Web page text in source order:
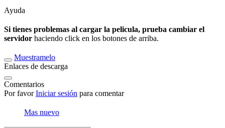
Ayuda
Si tienes problemas al cargar la pelicula, prueba cambiar el
servidor haciendo click en los botones de arriba.
Muestramelo
Enlaces de descarga
Comentarios
Por favorIniciar sesión para comentar
Mas nuevo